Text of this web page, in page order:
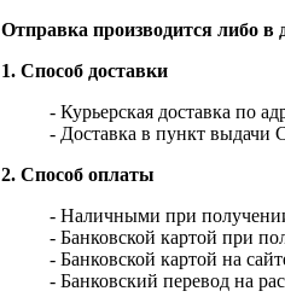
Отправка производится либо в
1. Способ доставки
- Курьерская доставка по
- Доставка в пункт
2. Способ оплаты
- Наличными при
- Банковской картой при
- Банковской картой на
- Банковский перевод на